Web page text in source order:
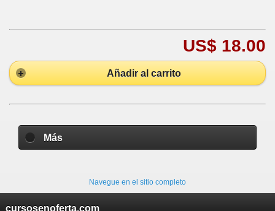
US$ 18.00
Añadir al carrito
Más
Navegue en el sitio completo
cursosenoferta.com